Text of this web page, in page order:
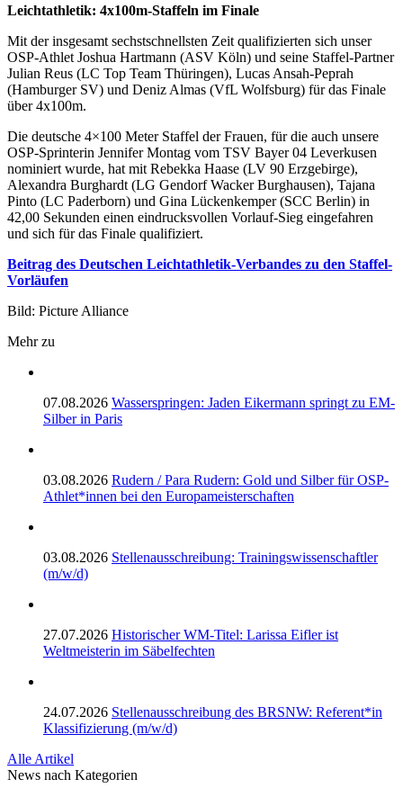
Leichtathletik: 4x100m-Staffeln im Finale
Mit der insgesamt sechstschnellsten Zeit qualifizierten sich unser
OSP-Athlet Joshua Hartmann (ASV Köln) und seine Staffel-Partner
Julian Reus (LC Top Team Thüringen), Lucas Ansah-Peprah
(Hamburger SV) und Deniz Almas (VfL Wolfsburg) für das Finale
über 4x100m.
Die deutsche 4×100 Meter Staffel der Frauen, für die auch unsere
OSP-Sprinterin Jennifer Montag vom TSV Bayer 04 Leverkusen
nominiert wurde, hat mit Rebekka Haase (LV 90 Erzgebirge),
Alexandra Burghardt (LG Gendorf Wacker Burghausen), Tajana
Pinto (LC Paderborn) und Gina Lückenkemper (SCC Berlin) in
42,00 Sekunden einen eindrucksvollen Vorlauf-Sieg eingefahren
und sich für das Finale qualifiziert.
Beitrag des Deutschen Leichtathletik-Verbandes zu den Staffel-
Vorläufen
Bild: Picture Alliance
Mehr zu
07.08.2026 Wasserspringen: Jaden Eikermann springt zu EM-
Silber in Paris
03.08.2026 Rudern / Para Rudern: Gold und Silber für OSP-
Athlet*innen bei den Europameisterschaften
03.08.2026 Stellenausschreibung: Trainingswissenschaftler
(m/w/d)
27.07.2026 Historischer WM-Titel: Larissa Eifler ist
Weltmeisterin im Säbelfechten
24.07.2026 Stellenausschreibung des BRSNW: Referent*in
Klassifizierung (m/w/d)
Alle Artikel
News nach Kategorien